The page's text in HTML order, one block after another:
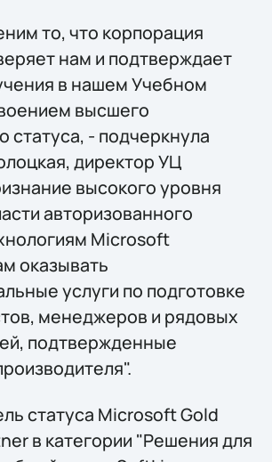
то, что корпорация
нам и подтверждает
в нашем Учебном
высшего
статуса, - подчеркнула
директор УЦ
высокого уровня
авторизованного
Microsoft
оказывать
услуги по подготовке
менеджеров и рядовых
подтвержденные
статуса Microsoft Gold
в категории "Решения для